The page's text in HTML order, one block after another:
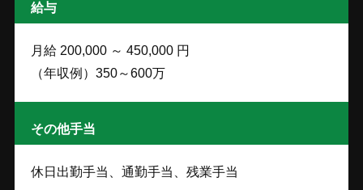
給与
月給 200,000 ～ 450,000 円
（年収例）350～600万
その他手当
休日出勤手当、通勤手当、残業手当